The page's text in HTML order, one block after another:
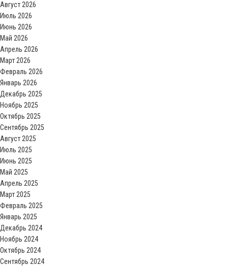
Август 2026
Июль 2026
Июнь 2026
Май 2026
Апрель 2026
Март 2026
Февраль 2026
Январь 2026
Декабрь 2025
Ноябрь 2025
Октябрь 2025
Сентябрь 2025
Август 2025
Июль 2025
Июнь 2025
Май 2025
Апрель 2025
Март 2025
Февраль 2025
Январь 2025
Декабрь 2024
Ноябрь 2024
Октябрь 2024
Сентябрь 2024